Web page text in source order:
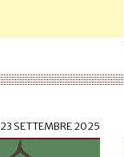
23 SETTEMBRE 2025